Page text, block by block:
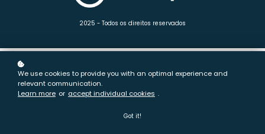
2025 - Todos os direitos reservados
We use cookies to provide you with an optimal experience and
relevant communication.
Learn more or accept individual cookies .
Got it!